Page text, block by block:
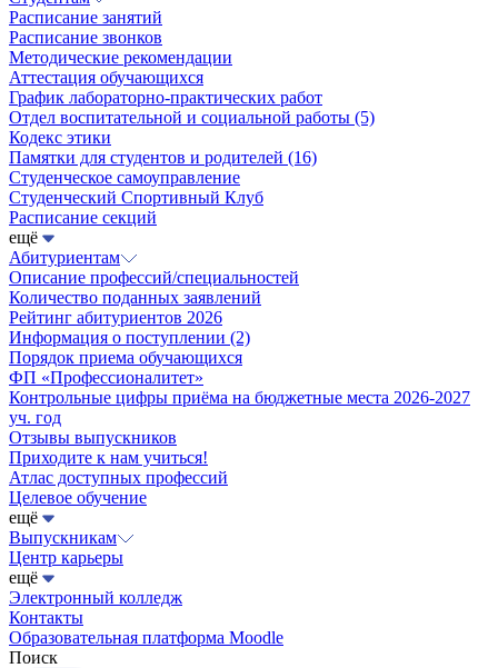
Расписание занятий
Расписание звонков
Методические рекомендации
Аттестация обучающихся
График лабораторно-практических работ
Отдел воспитательной и социальной работы (5)
Кодекс этики
Памятки для студентов и родителей (16)
Студенческое самоуправление
Студенческий Спортивный Клуб
Расписание секций
ещё
Абитуриентам
Описание профессий/специальностей
Количество поданных заявлений
Рейтинг абитуриентов 2026
Информация о поступлении (2)
Порядок приема обучающихся
ФП «Профессионалитет»
Контрольные цифры приёма на бюджетные места 2026-2027
уч. год
Отзывы выпускников
Приходите к нам учиться!
Атлас доступных профессий
Целевое обучение
ещё
Выпускникам
Центр карьеры
ещё
Электронный колледж
Контакты
Образовательная платформа Moodle
Поиск